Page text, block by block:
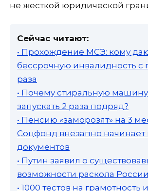
не жесткой юридической
Сейчас читают:
• Прохождение МСЭ: кому
бессрочную инвалидность с
раза
• Почему стиральную машину
запускать 2 раза подряд?
• Пенсию «заморозят» на 3
Соцфонд внезапно начинает
документов
• Путин заявил о
возможности раскола России
• 1000 тестов на грамотность